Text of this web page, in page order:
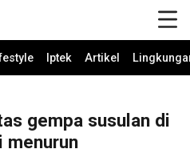
Iptek Artikel
gempa susulan di
menurun